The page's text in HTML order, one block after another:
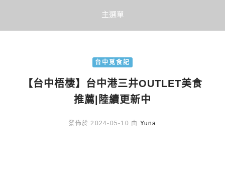
主選單
台中覓食記
【台中梧棲】台中港三井OUTLET美食
推薦|陸續更新中
發佈於 2024-05-10 由 Yuna